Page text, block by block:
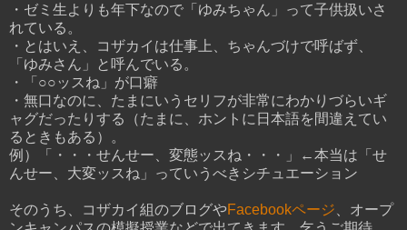
・ゼミ生よりも年下なので「ゆみちゃん」って子供扱いさ
れている。
・とはいえ、コザカイは仕事上、ちゃんづけで呼ばず、
「ゆみさん」と呼んでいる。
・「○○ッスね」が口癖
・無口なのに、たまにいうセリフが非常にわかりづらいギ
ャグだったりする（たまに、ホントに日本語を間違えてい
るときもある）。
例）「・・・せんせー、変態ッスね・・・」←本当は「せ
んせー、大変ッスね」っていうべきシチュエーション
そのうち、コザカイ組のブログやFacebookページ 、オープ